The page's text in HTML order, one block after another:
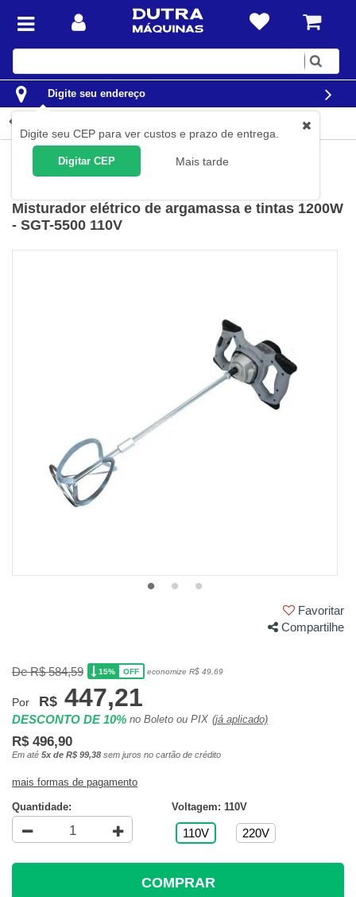
Digite
Digite seu endereço
Digite seu CEP para ver custos e prazo de entrega.
Digitar CEP Mais tarde
Ferramentas Ferramentas Elétricas Misturadores Elétricos
Misturador elétrico de argamassa e tintas 1200W
- SGT-5500 110V
Favoritar
Compartilhe
De R$ 584,59 15% OFF economize R$ 49,69
Por R$ 447,21
DESCONTO DE 10% no Boleto ou PIX (já aplicado)
R$ 496,90
Em até 5x de R$ 99,38 sem juros no cartão de crédito
mais formas de pagamento
Quantidade: Voltagem: 110V
110V 220V
COMPRAR